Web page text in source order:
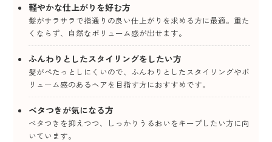
軽やかな仕上がりを好む方
髪がサラサラで指通りの良い仕上がりを求める方に最適。重た
くならず、自然なボリューム感が出せます。
ふんわりとしたスタイリングをしたい方
髪がぺたっとしにくいので、ふんわりとしたスタイリングやボ
リューム感のあるヘアを目指す方におすすめです。
ベタつきが気になる方
ベタつきを抑えつつ、しっかりうるおいをキープしたい方に向
いています。